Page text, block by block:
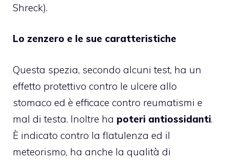
Shreck).
Lo zenzero e le sue caratteristiche
Questa spezia, secondo alcuni test, ha un
effetto protettivo contro le ulcere allo
stomaco ed è efficace contro reumatismi e
mal di testa. Inoltre ha poteri antiossidanti.
È indicato contro la flatulenza ed il
meteorismo, ha anche la qualità di